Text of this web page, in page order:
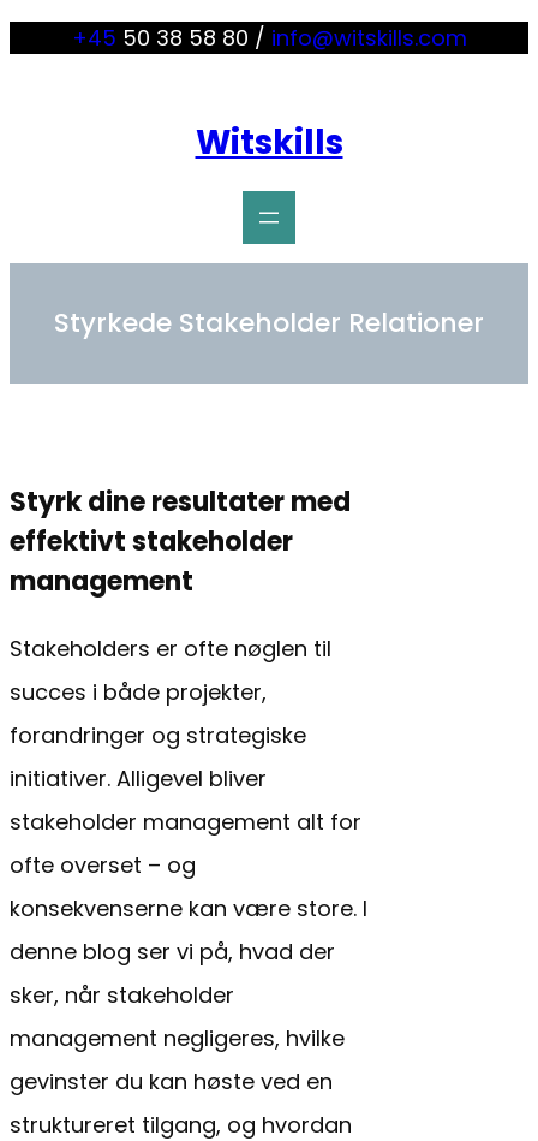
+45 50 38 58 80 / info@witskills.com
Witskills
Styrkede Stakeholder Relationer
Styrk dine resultater med
effektivt stakeholder
management
Stakeholders er ofte nøglen til
succes i både projekter,
forandringer og strategiske
initiativer. Alligevel bliver
stakeholder management alt for
ofte overset – og
konsekvenserne kan være store. I
denne blog ser vi på, hvad der
sker, når stakeholder
management negligeres, hvilke
gevinster du kan høste ved en
struktureret tilgang, og hvordan